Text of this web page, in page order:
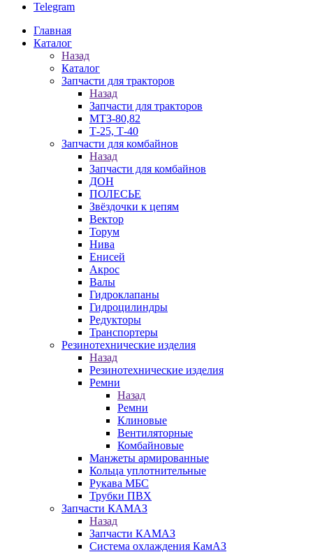
Telegram
Главная
Каталог
Назад
Каталог
Запчасти для тракторов
Назад
Запчасти для тракторов
МТЗ-80,82
Т-25, Т-40
Запчасти для комбайнов
Назад
Запчасти для комбайнов
ДОН
ПОЛЕСЬЕ
Звёздочки к цепям
Вектор
Торум
Нива
Енисей
Акрос
Валы
Гидроклапаны
Гидроцилиндры
Редукторы
Транспортеры
Резинотехнические изделия
Назад
Резинотехнические изделия
Ремни
Назад
Ремни
Клиновые
Вентиляторные
Комбайновые
Манжеты армированные
Кольца уплотнительные
Рукава МБС
Трубки ПВХ
Запчасти КАМАЗ
Назад
Запчасти КАМАЗ
Система охлаждения КамАЗ